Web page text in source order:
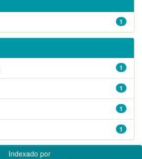
1
1
1
1
1
Indexado por